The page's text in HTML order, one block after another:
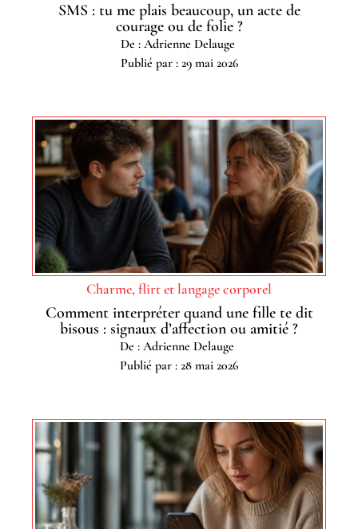
SMS : tu me plais beaucoup, un acte de
courage ou de folie ?
De : Adrienne Delauge
Publié par : 29 mai 2026
Charme, flirt et langage corporel
Comment interpréter quand une fille te dit
bisous : signaux d’affection ou amitié ?
De : Adrienne Delauge
Publié par : 28 mai 2026